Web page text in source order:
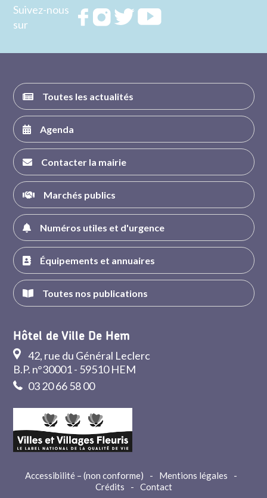
Suivez-nous
sur
RejoignezRejoignezRejoignez
Toutes les actualités
Agenda
Contacter la mairie
Marchés publics
Numéros utiles et d'urgence
Équipements et annuaires
Toutes nos publications
Hôtel de Ville De Hem
42, rue du Général Leclerc
B.P. n°30001 - 59510 HEM
03 20 66 58 00
Accessibilité – (non conforme) - Mentions légales
-
Crédits
- Contact